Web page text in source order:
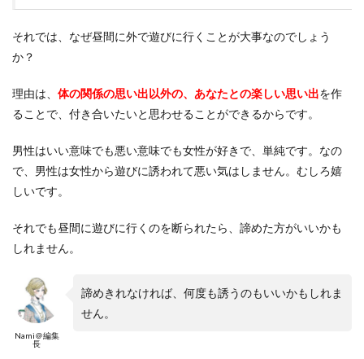
それでは、なぜ昼間に外で遊びに行くことが大事なのでしょう
か？
理由は、 体の関係の思い出以外の、あなたとの楽しい思い出を作
ることで、付き合いたいと思わせることができるからです。
男性はいい意味でも悪い意味でも女性が好きで、単純です。なの
で、男性は女性から遊びに誘われて悪い気はしません。むしろ嬉
しいです。
それでも昼間に遊びに行くのを断られたら、諦めた方がいいかも
しれません。
Nami＠編集
長
諦めきれなければ、何度も誘うのもいいかもしれま
せん。